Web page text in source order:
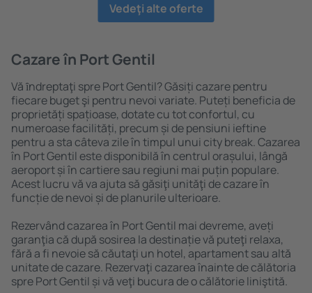
Vedeţi alte oferte
Cazare în Port Gentil
Vă ȋndreptaţi spre Port Gentil? Găsiți cazare pentru
fiecare buget şi pentru nevoi variate. Puteți beneficia de
proprietăți spațioase, dotate cu tot confortul, cu
numeroase facilități, precum și de pensiuni ieftine
pentru a sta câteva zile în timpul unui city break. Cazarea
în Port Gentil este disponibilă în centrul orașului, lângă
aeroport și în cartiere sau regiuni mai puțin populare.
Acest lucru vă va ajuta să găsiţi unităţi de cazare în
funcție de nevoi și de planurile ulterioare.
Rezervând cazarea în Port Gentil mai devreme, aveți
garanţia că după sosirea la destinație vă puteţi relaxa,
fără a fi nevoie să căutaţi un hotel, apartament sau altă
unitate de cazare. Rezervaţi cazarea înainte de călătoria
spre Port Gentil și vă veţi bucura de o călătorie liniştită.